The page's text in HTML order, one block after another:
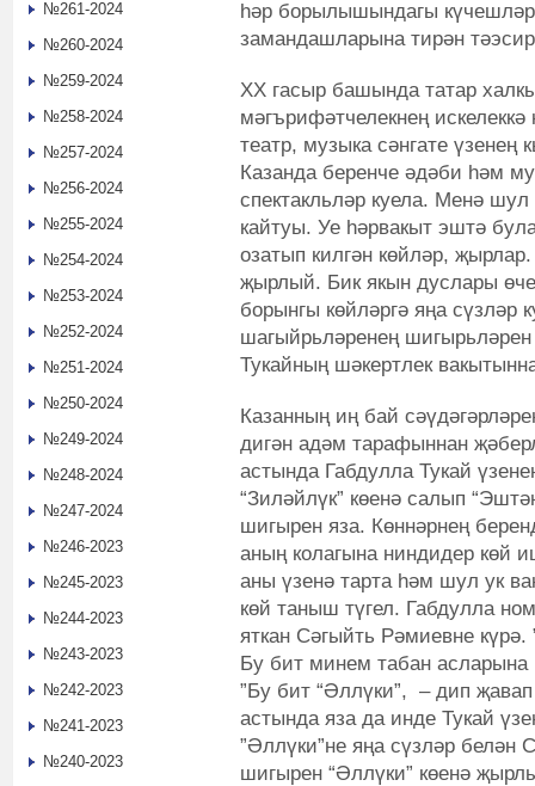
һәр борылышындагы
замандашларына тирән
ХХ гасыр башында татар
мәгърифәтчелекнең
театр, музыка сәнгате
Казанда беренче әдәби һәм
спектакльләр куела. Менә шул
кайтуы. Уе һәрвакыт эштә
озатып килгән көйләр,
җырлый. Бик якын дуслары
борынгы көйләргә яңа сүзләр
шагыйрьләренең
Тукайның шәкертлек
Казанның иң бай
дигән адәм тарафыннан
астында Габдулла Тукай
“Зиләйлүк” көенә салып
шигырен яза. Көннәрнең
аның колагына ниндидер көй
аны үзенә тарта һәм шул ук
көй таныш түгел. Габдулла
яткан Сәгыйть Рәмиевне
Бу бит минем табан асларына
”Бу бит “Әллүки”, – дип
астында яза да инде Тукай
”Әллүки”не яңа сүзләр белән
шигырен “Әллүки” көенә
№261-2024
№260-2024
№259-2024
№258-2024
№257-2024
№256-2024
№255-2024
№254-2024
№253-2024
№252-2024
№251-2024
№250-2024
№249-2024
№248-2024
№247-2024
№246-2023
№245-2023
№244-2023
№243-2023
№242-2023
№241-2023
№240-2023